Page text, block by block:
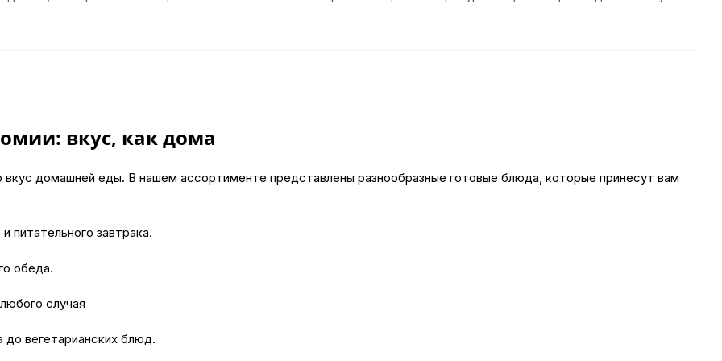
вкус, как дома
домашней еды. В нашем ассортименте представлены разнообразные готовые блюда, которые принесут вам
питательного завтрака.
обеда.
случая
вегетарианских блюд.